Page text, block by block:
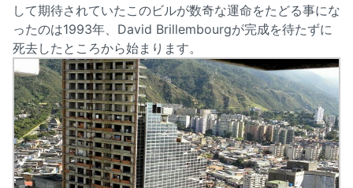
して期待されていたこのビルが数奇な運命をたどる事にな
ったのは1993年、David Brillembourgが完成を待たずに
死去したところから始まります。